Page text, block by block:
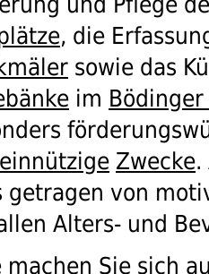
, die
sowie das
im Bödinger
Zwecke.
getragen von
Alters- und
machen Sie sich